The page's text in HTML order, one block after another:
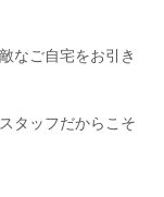
なご自宅をお引き
タッフだからこそ